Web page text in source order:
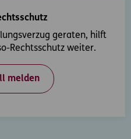
geraten, hilft
Rechtsschutz weiter.
melden